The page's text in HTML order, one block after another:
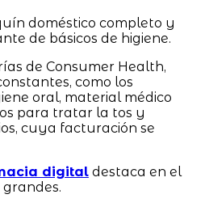
doméstico completo y
de básicos de higiene.
de Consumer Health,
como los
oral, material médico
para tratar la tos y
cuya facturación se
digitaldestaca en el